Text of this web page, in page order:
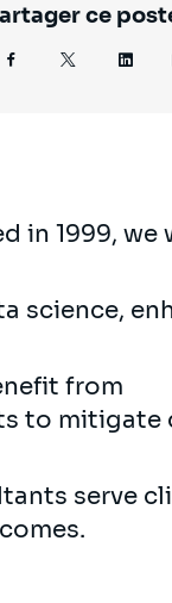
ce
in 1999, we
science,
from
to mitigate
serve